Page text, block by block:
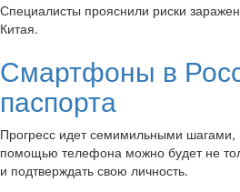
Специалисты прояснили риски
Китая.
Смартфоны в
паспорта
Прогресс идет семимильными шагами,
помощью телефона можно будет не
и подтверждать свою личность.